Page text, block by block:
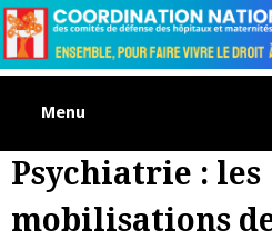
Skip
to
content
Menu
Psychiatrie : les
mobilisations